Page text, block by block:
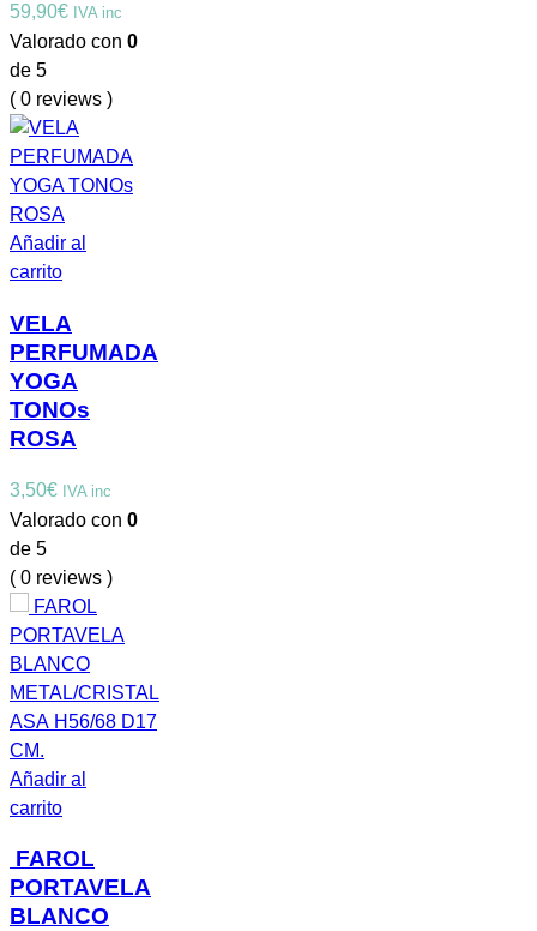
59,90€ IVA inc
Valorado con 0
de 5
( 0 reviews )
Añadir al
carrito
VELA
PERFUMADA
YOGA
TONOs
ROSA
3,50€ IVA inc
Valorado con 0
de 5
( 0 reviews )
Añadir al
carrito
FAROL
PORTAVELA
BLANCO